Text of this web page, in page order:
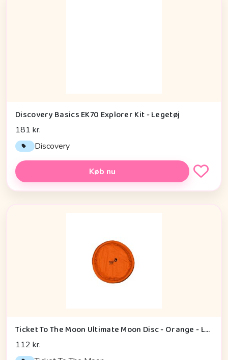
Discovery Basics EK70 Explorer Kit - Legetøj
181 kr.
Discovery
Køb nu
Ticket To The Moon Ultimate Moon Disc - Orange - Legetøj
112 kr.